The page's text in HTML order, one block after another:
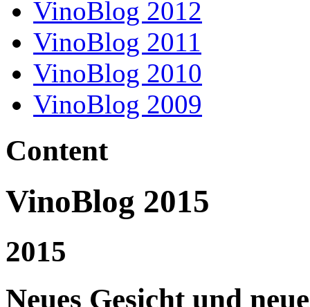
VinoBlog 2012
VinoBlog 2011
VinoBlog 2010
VinoBlog 2009
Content
VinoBlog 2015
2015
Neues Gesicht und